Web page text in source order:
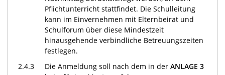
Pflichtunterricht stattfindet. Die Schulleitung
kann im Einvernehmen mit Elternbeirat und
Schulforum über diese Mindestzeit
hinausgehende verbindliche Betreuungszeiten
festlegen.
2.4.3
Die Anmeldung soll nach dem in der ANLAGE 3